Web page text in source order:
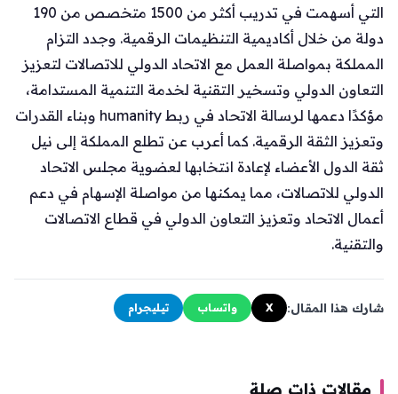
التي أسهمت في تدريب أكثر من 1500 متخصص من 190
دولة من خلال أكاديمية التنظيمات الرقمية. وجدد التزام
المملكة بمواصلة العمل مع الاتحاد الدولي للاتصالات لتعزيز
التعاون الدولي وتسخير التقنية لخدمة التنمية المستدامة،
مؤكدًا دعمها لرسالة الاتحاد في ربط humanity وبناء القدرات
وتعزيز الثقة الرقمية. كما أعرب عن تطلع المملكة إلى نيل
ثقة الدول الأعضاء لإعادة انتخابها لعضوية مجلس الاتحاد
الدولي للاتصالات، مما يمكنها من مواصلة الإسهام في دعم
أعمال الاتحاد وتعزيز التعاون الدولي في قطاع الاتصالات
والتقنية.
شارك هذا المقال: X واتساب تيليجرام
مقالات ذات صلة